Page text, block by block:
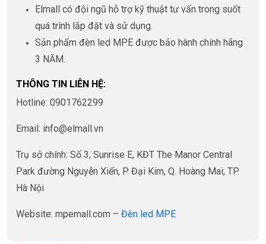
Elmall có đội ngũ hỗ trợ kỹ thuật tư vấn trong suốt
quá trình lắp đặt và sử dụng.
Sản phẩm đèn led MPE được bảo hành chính hãng
3 NĂM.
THÔNG TIN LIÊN HỆ:
Hotline: 0901762299
Email: info@elmall.vn
Trụ sở chính: Số 3, Sunrise E, KĐT The Manor Central
Park đường Nguyễn Xiển, P. Đại Kim, Q. Hoàng Mai, TP.
Hà Nội
Website: mpemall.com – Đèn led MPE